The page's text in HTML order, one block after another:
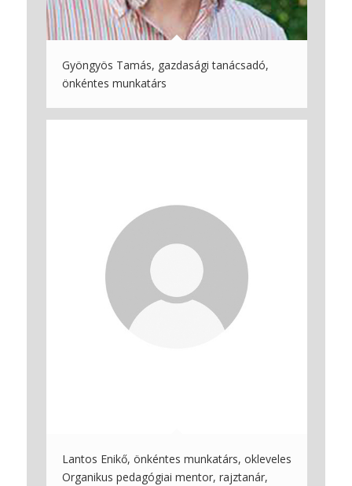
Gyöngyös Tamás, gazdasági tanácsadó,
önkéntes munkatárs
Lantos Enikő, önkéntes munkatárs, okleveles
Organikus pedagógiai mentor, rajztanár,